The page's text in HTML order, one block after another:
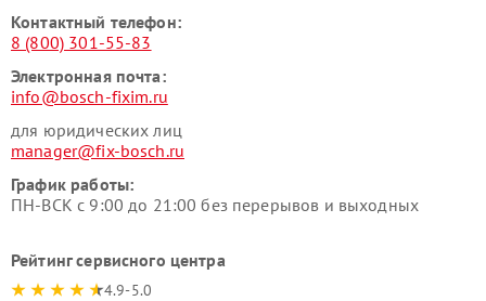
Контактный телефон:
8 (800) 301-55-83
Электронная почта:
info@bosch-fixim.ru
для юридических лиц
manager@fix-bosch.ru
График работы:
ПН-ВСК с 9:00 до 21:00 без перерывов и выходных
Рейтинг сервисного центра
4.9-5.0